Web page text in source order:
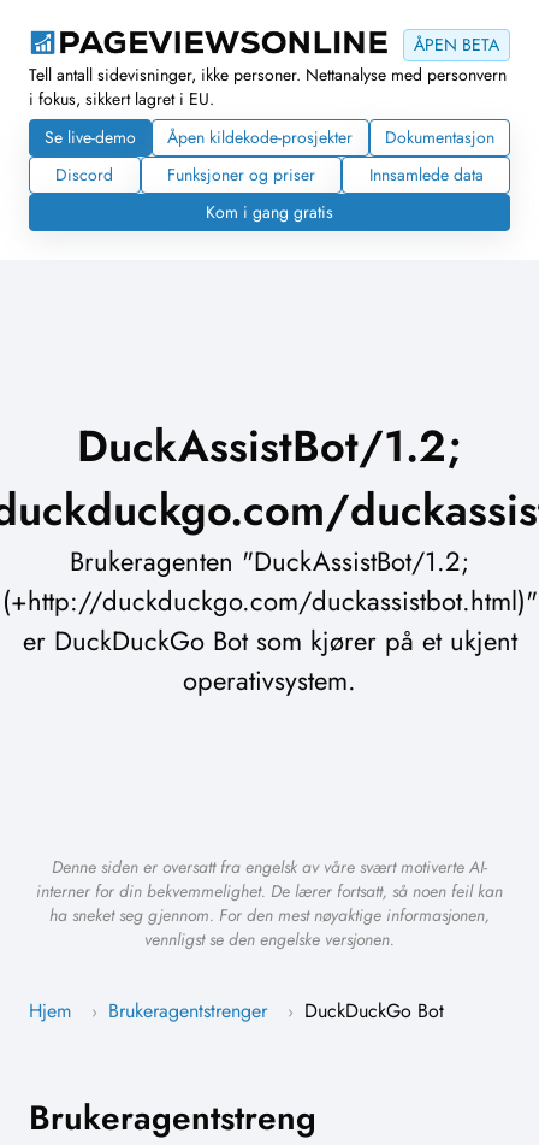
ÅPEN BETA
Tell antall sidevisninger, ikke personer. Nettanalyse med personvern
i fokus, sikkert lagret i EU.
Se live-demo
Åpen kildekode-prosjekter
Dokumentasjon
Discord
Funksjoner og priser
Innsamlede data
Kom i gang gratis
DuckAssistBot/1.2;
Brukeragenten "DuckAssistBot/1.2;
(+http://duckduckgo.com/duckassistbot.html)"
er DuckDuckGo Bot som kjører på et ukjent
operativsystem.
Denne siden er oversatt fra engelsk av våre svært motiverte AI-
interner for din bekvemmelighet. De lærer fortsatt, så noen feil kan
ha sneket seg gjennom. For den mest nøyaktige informasjonen,
vennligst se den engelske versjonen.
Hjem › Brukeragentstrenger › DuckDuckGo Bot
Brukeragentstreng